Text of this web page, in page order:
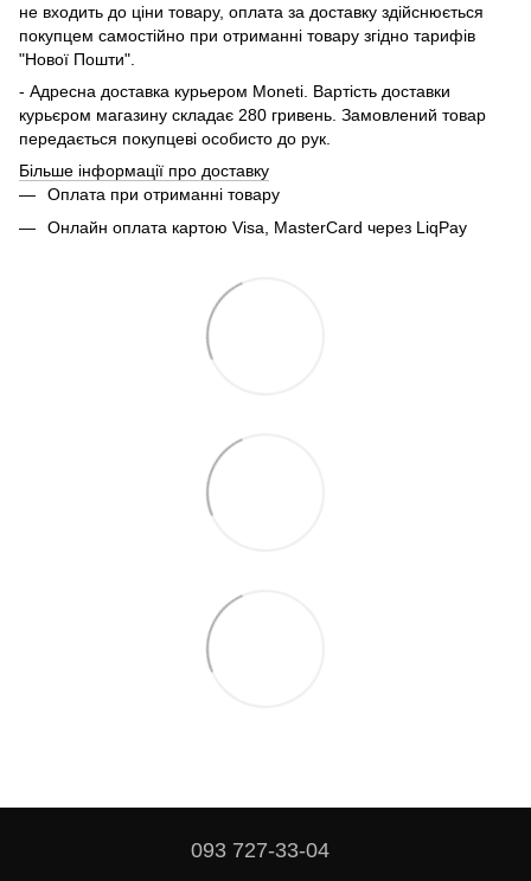
не входить до ціни товару, оплата за доставку здійснюється
покупцем самостійно при отриманні товару згідно тарифів
"Нової Пошти".
- Адресна доставка курьером Moneti. Вартість доставки
курьєром магазину складає 280 гривень. Замовлений товар
передається покупцеві особисто до рук.
Більше інформації про доставку
Оплата при отриманні товару
Онлайн оплата картою Visa, MasterCard через LiqPay
093 727-33-04